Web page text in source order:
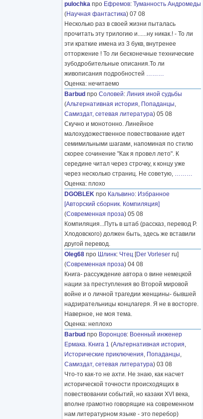
pulochka про Ефремов: Туманность Андромеды
(Научная фантастика) 07 08
Несколько раз в своей жизни пыталась
прочитать эту трилогию и......ну никак.! - То ли
эти краткие имена из 3 букв, внутренее
отторжение ! То ли бесконечные технические
зубодробительные описания.То ли
живописания подробностей ………
Оценка: нечитаемо
Barbud про Соловей: Линия иной судьбы
(Альтернативная история, Попаданцы,
Самиздат, сетевая литература) 05 08
Скучно и монотонно. Линейное
малохудожественное повествование идет
семимильными шагами, напоминая по стилю
скорее сочинение "Как я провел лето". К
середине читал через строчку, к концу уже
через несколько страниц. Не советую, ………
Оценка: плохо
DGOBLEK про Кальвино: Избранное
[Авторский сборник. Компиляция]
(Современная проза) 05 08
Компиляция...Путь в штаб (рассказ, перевод Р.
Хлодовского) должен быть, здесь же вставили
другой перевод.
Oleg68 про Шлинк: Чтец [Der Vorleser ru]
(Современная проза) 04 08
Книга- рассуждение автора о вине немецкой
нации за преступления во Второй мировой
войне и о личной трагедии женщины- бывшей
надзирательницы концлагеря. Я не в восторге.
Наверное, не моя тема.
Оценка: неплохо
Barbud про Воронцов: Военный инженер
Ермака. Книга 1 (Альтернативная история,
Исторические приключения, Попаданцы,
Самиздат, сетевая литература) 03 08
Что-то как-то не ахти. Не знаю, как насчет
исторической точности происходящих в
повествовании событий, но казаки XVI века,
вполне грамотно говорящие на современном
нам литературном языке - это перебор)